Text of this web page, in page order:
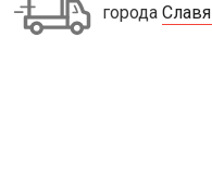
города